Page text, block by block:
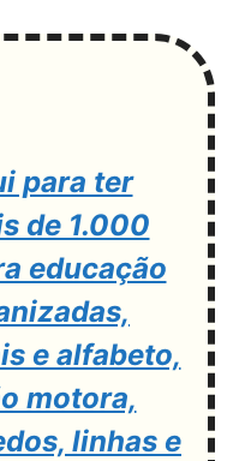
para ter
de 1.000
educação
e alfabeto,
motora,
linhas e